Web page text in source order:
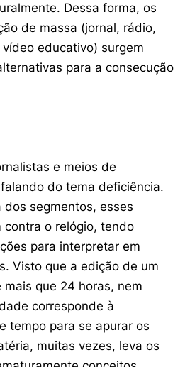
Dessa forma, os
de massa (jornal, rádio,
educativo) surgem
para a consecução
e meios de
do tema deficiência.
dos segmentos, esses
contra o relógio, tendo
para interpretar em
Visto que a edição de um
que 24 horas, nem
corresponde à
tempo para se apurar os
muitas vezes, leva os